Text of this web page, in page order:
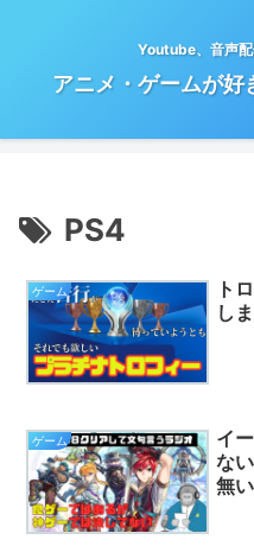
Youtube、音声
アニメ・ゲームが好
PS4
ゲーム
ト
し
ゲーム
イ
な
無